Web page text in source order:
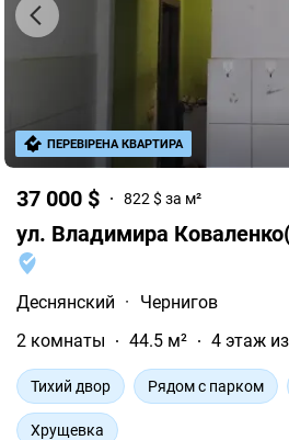
37 000 $ 822 $ за м²
ул. Владимира
Деснянский ·
Чернигов
2 комнаты
44.5 м² 4 этаж
Тихий двор Рядом с парком
Хрущевка
ПЕРЕВІРЕНА КВАРТИРА